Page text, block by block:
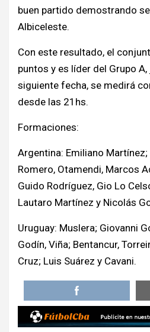
buen partido demostrando
Albiceleste.
Con este resultado, el
puntos y es líder del Grupo
siguiente fecha, se medirá
desde las 21hs.
Formaciones:
Argentina: Emiliano
Romero, Otamendi, Marcos
Guido Rodríguez, Gio Lo
Lautaro Martínez y Nicolás
Uruguay: Muslera; Giovanni
Godín, Viña; Bentancur,
Cruz; Luis Suárez y Cavani.